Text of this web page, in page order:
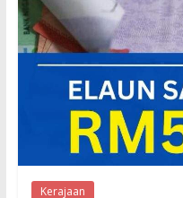
untuk
semua
Kerajaan